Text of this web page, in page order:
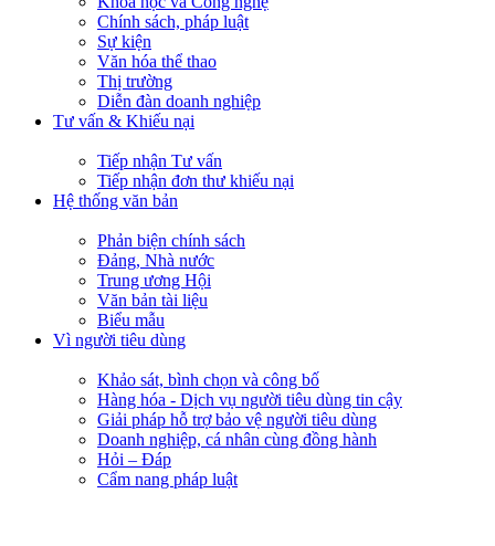
Chính sách, pháp luật
Sự kiện
Văn hóa thể thao
Thị trường
Diễn đàn doanh nghiệp
Tư vấn & Khiếu nại
Tiếp nhận Tư vấn
Tiếp nhận đơn thư khiếu nại
Hệ thống văn bản
Phản biện chính sách
Đảng, Nhà nước
Trung ương Hội
Văn bản tài liệu
Biểu mẫu
Vì người tiêu dùng
Khảo sát, bình chọn và công bố
Hàng hóa - Dịch vụ người tiêu dùng tin cậy
Giải pháp hỗ trợ bảo vệ người tiêu dùng
Doanh nghiệp, cá nhân cùng đồng hành
Hỏi – Đáp
Cẩm nang pháp luật